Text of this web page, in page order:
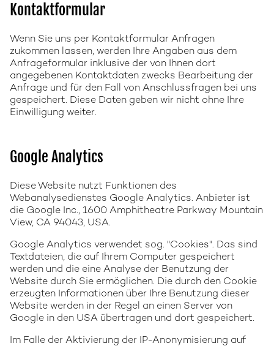
Kontaktformular
Wenn Sie uns per Kontaktformular Anfragen
zukommen lassen, werden Ihre Angaben aus dem
Anfrageformular inklusive der von Ihnen dort
angegebenen Kontaktdaten zwecks Bearbeitung der
Anfrage und für den Fall von Anschlussfragen bei uns
gespeichert. Diese Daten geben wir nicht ohne Ihre
Einwilligung weiter.
Google Analytics
Diese Website nutzt Funktionen des
Webanalysedienstes Google Analytics. Anbieter ist
die Google Inc., 1600 Amphitheatre Parkway Mountain
View, CA 94043, USA.
Google Analytics verwendet sog. "Cookies". Das sind
Textdateien, die auf Ihrem Computer gespeichert
werden und die eine Analyse der Benutzung der
Website durch Sie ermöglichen. Die durch den Cookie
erzeugten Informationen über Ihre Benutzung dieser
Website werden in der Regel an einen Server von
Google in den USA übertragen und dort gespeichert.
Im Falle der Aktivierung der IP-Anonymisierung auf